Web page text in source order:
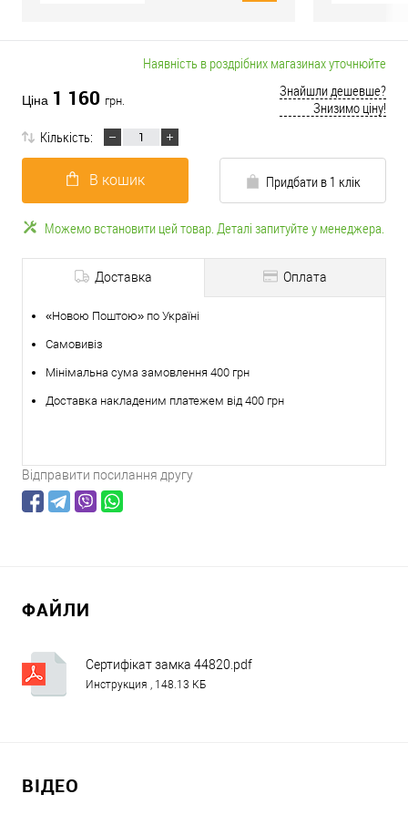
Наявність в роздрібних магазинах уточнюйте
Ціна 1 160 грн.
Знайшли дешевше?
Знизимо ціну!
Кількість:
В кошик Придбати в 1 клік
Можемо встановити цей товар. Деталі запитуйте у менеджера.
Доставка Оплата
«Новою Поштою» по Україні
Самовивіз
Мінімальна сума замовлення 400 грн
Доставка накладеним платежем від 400 грн
Відправити посилання другу
ФАЙЛИ
Сертифікат замка 44820.pdf
Инструкция , 148.13 КБ
ВІДЕО